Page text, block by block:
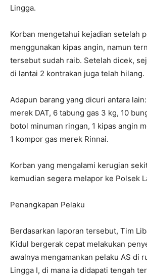
Lingga.
Korban mengetahui kejadian setelah
menggunakan kipas angin, namun
tersebut sudah raib. Setelah dicek,
di lantai 2 kontrakan juga telah hilang.
Adapun barang yang dicuri antara
merek DAT, 6 tabung gas 3 kg, 10
botol minuman ringan, 1 kipas angin
1 kompor gas merek Rinnai.
Korban yang mengalami kerugian
kemudian segera melapor ke Polsek
Penangkapan Pelaku
Berdasarkan laporan tersebut, Tim
Kidul bergerak cepat melakukan
awalnya mengamankan pelaku AS di
Lingga I, di mana ia didapati tengah